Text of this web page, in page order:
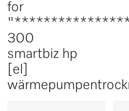
for
300
smartbiz hp
[el]